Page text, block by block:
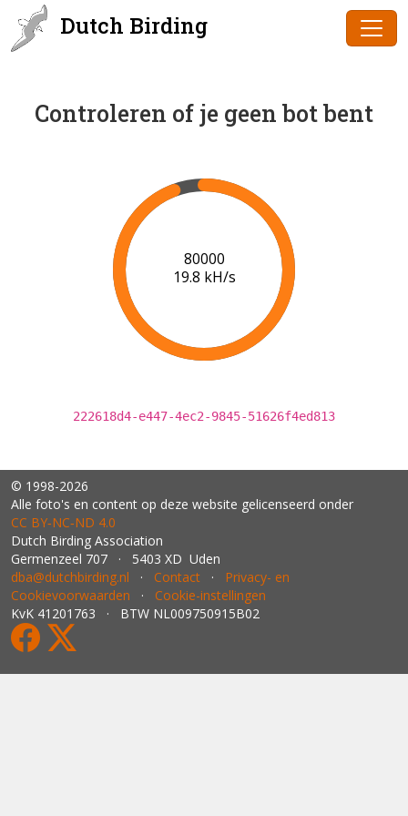
Dutch Birding
Controleren of je geen bot bent
83000
19.7 kH/s
222618d4-e447-4ec2-9845-51626f4ed813
© 1998-2026
Alle foto's en content op deze website gelicenseerd onder
CC BY‑NC‑ND 4.0
Dutch Birding Association
Germenzeel 707 · 5403 XD Uden
dba@dutchbirding.nl · Contact · Privacy- en
Cookievoorwaarden · Cookie-instellingen
KvK 41201763 · BTW NL009750915B02